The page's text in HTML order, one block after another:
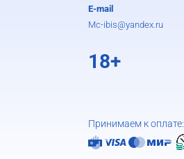
E-mail
Mc-ibis@yandex.ru
18+
Принимаем к оплате: